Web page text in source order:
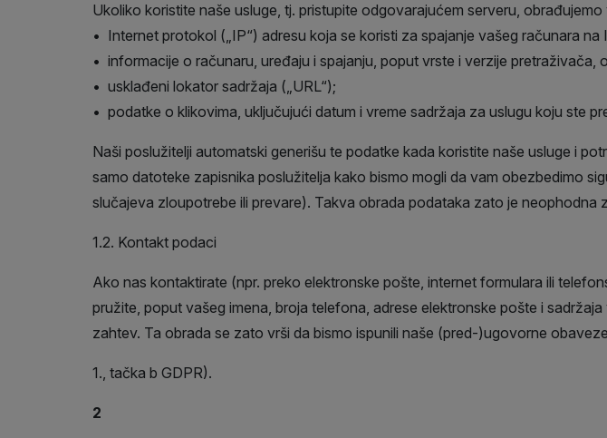
Ukoliko koristite naše usluge, tj. pristupite odgovarajućem serveru,
• Internet protokol („IP“) adresu koja se koristi za spajanje vašeg računara na
• informacije o računaru, uređaju i spajanju, poput vrste i verzije
• usklađeni lokator sadržaja („URL“);
• podatke o klikovima, uključujući datum i vreme sadržaja za uslugu koju ste
Naši poslužitelji automatski generišu te podatke kada koristite naše usluge i
samo datoteke zapisnika poslužitelja kako bismo mogli da vam obezbedimo
slučajeva zloupotrebe ili prevare). Takva obrada podataka zato je neophodna
1.2. Kontakt podaci
Ako nas kontaktirate (npr. preko elektronske pošte, internet formulara ili
pružite, poput vašeg imena, broja telefona, adrese elektronske pošte i
zahtev. Ta obrada se zato vrši da bismo ispunili naše (pred-)ugovorne
1., tačka b GDPR).
2